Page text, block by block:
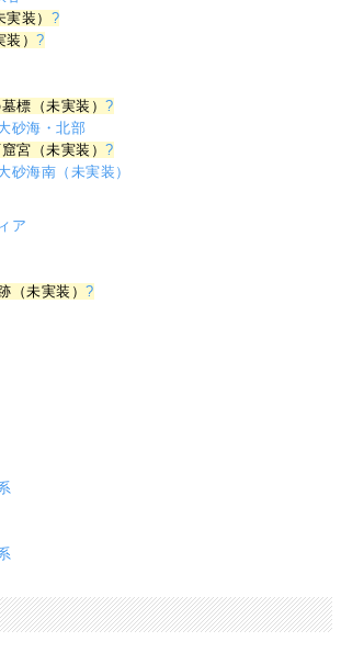
装） ?
装）?
標（未実装）?
砂海・北部
宮（未実装）?
砂海南（未実装）
ア
（未実装）?